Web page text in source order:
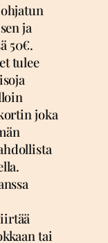
ja
50€.
tulee
joka
tai